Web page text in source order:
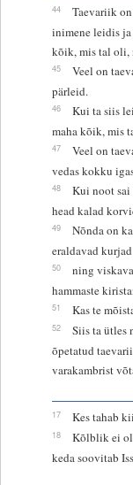
44
Taevariik
inimene leidis ja
kõik, mis tal oli,
45
Veel on
pärleid.
46
Kui ta siis
maha kõik, mis
47
Veel on
vedas kokku
48
Kui noot sai
head kalad
49
Nõnda on
eraldavad
50
ning
hammaste
51 Kas te
52
Siis ta ütles
õpetatud
varakambrist
17 Kes tahab
18
Kõlblik ei
keda soovitab